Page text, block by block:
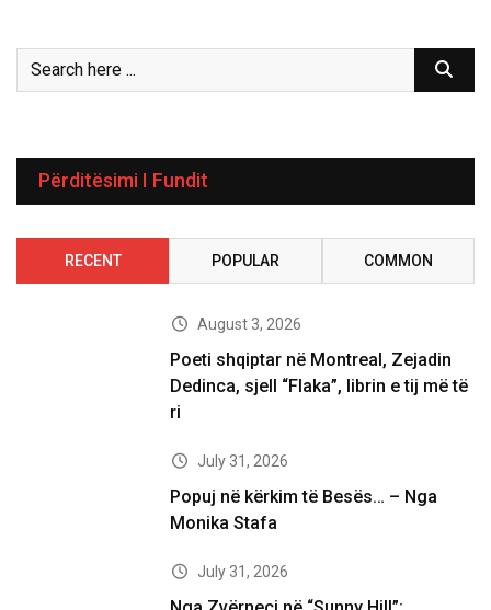
Përditësimi I Fundit
RECENT POPULAR COMMON
August 3, 2026
Poeti shqiptar në Montreal, Zejadin
Dedinca, sjell “Flaka”, librin e tij më të
ri
July 31, 2026
Popuj në kërkim të Besës… – Nga
Monika Stafa
July 31, 2026